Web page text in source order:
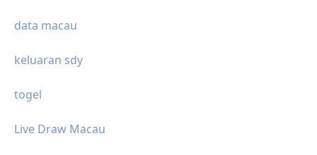
data macau
keluaran sdy
togel
Live Draw Macau